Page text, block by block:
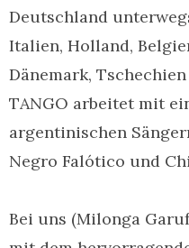
Deutschland
Italien, Holland,
Dänemark,
TANGO arbeitet mit
argentinischen
Negro Falótico und
Bei uns (Milonga